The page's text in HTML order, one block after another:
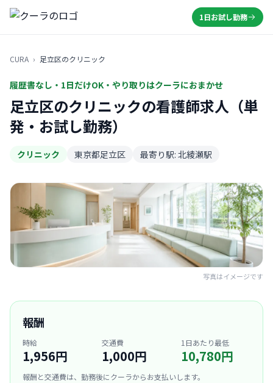
1日お試し勤務
CURA › 足立区のクリニック
履歴書なし・1日だけOK・やり取りはクーラにおまかせ
足立区のクリニックの看護師求人（単
発・お試し勤務）
クリニック 東京都足立区 最寄り駅: 北綾瀬駅
写真はイメージです
報酬
時給
1,956円
交通費
1,000円
1日あたり最低
10,780円
報酬と交通費は、勤務後にクーラからお支払いします。